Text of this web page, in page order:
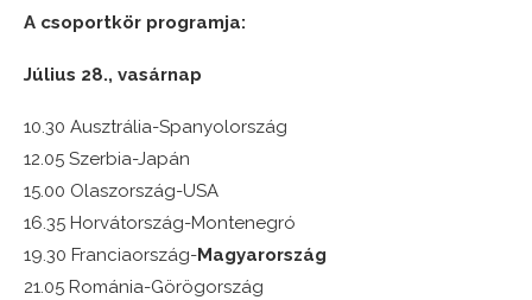
A csoportkör programja:
Július 28., vasárnap
10.30 Ausztrália-Spanyolország
12.05 Szerbia-Japán
15.00 Olaszország-USA
16.35 Horvátország-Montenegró
19.30 Franciaország-Magyarország
21.05 Románia-Görögország